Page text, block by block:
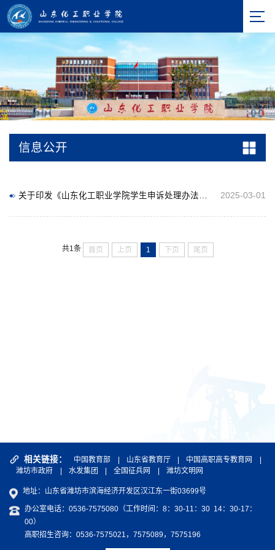
信息公开
关于印发《山东化工职业学院学生申诉处理办法》的通知（转载） 2025-03-01
共1条 首页 上页 1 下页 尾页
相关链接： 中国教育部 | 山东省教育厅 | 中国高职高专教育网
|
潍坊市政府
| 水发集团 | 全国征兵网 | 潍坊文明网
地址：山东省潍坊市滨海经济开发区汉江东一街03699号
办公室电话：0536-7575080（工作时间：8：30-11：30 14：30-17：
00）
高职招生咨询：0536-7575021，7575089，7575196